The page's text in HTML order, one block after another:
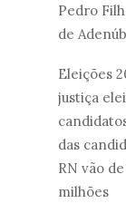
Pedro
de
Eleições
justiça
das
RN vão
milhões